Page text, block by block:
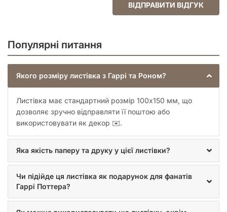
ВІДПРАВИТИ ВІДГУК
Популярні питання
Якого розміру листівка з Гаррі та Роном?
Листівка має стандартний розмір 100x150 мм, що
дозволяє зручно відправляти її поштою або
використовувати як декор ✉️.
Яка якість паперу та друку у цієї листівки?
Чи підійде ця листівка як подарунок для фанатів
Гаррі Поттера?